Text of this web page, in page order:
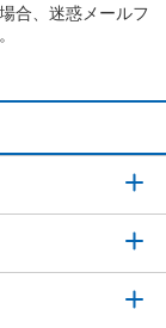
合、迷惑メールフ